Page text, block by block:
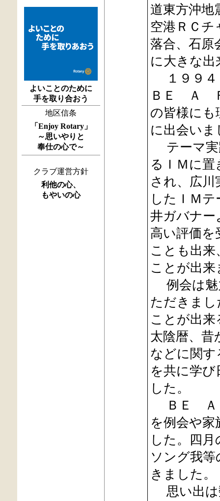
よいことのために
手を取り合おう
地区信条
「Enjoy Rotary」
～思いやりと
奉仕の心で～
クラブ運営方針
利他の心、
もやいの心
道東方沖地
空港ＲＣチ
落合、石原
に大きな出
１９９４
ＢＥ Ａ Ｆ
の皆様に
に出会いま
テーマ実
るＩＭに
され、広
したＩＭ
井ガバナー
高い評価を
ことも出
ことが出
例会は魅
ただきま
ことが出
太陰暦、昔
などに関す
を共に学
した。
ＢＥ Ａ
を例会や
した。四
ソング我
きました。
思い出は